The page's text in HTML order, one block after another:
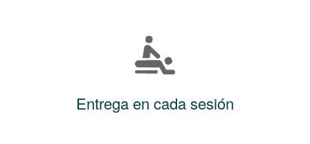
Entrega en cada sesión